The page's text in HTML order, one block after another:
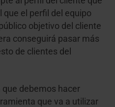
que el perfil del equipo
objetivo del cliente
conseguirá pasar más
de clientes del
que debemos hacer
que va a utilizar